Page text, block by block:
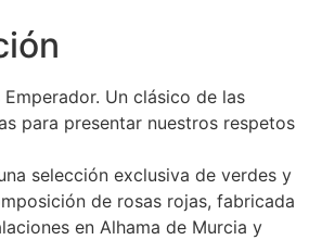
Un clásico de las
para presentar nuestros respetos
selección exclusiva de verdes y
de rosas rojas, fabricada
en Alhama de Murcia y